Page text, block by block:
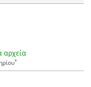
αρχεία
*